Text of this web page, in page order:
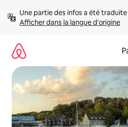
directement
Afficher dans la langue d'origine